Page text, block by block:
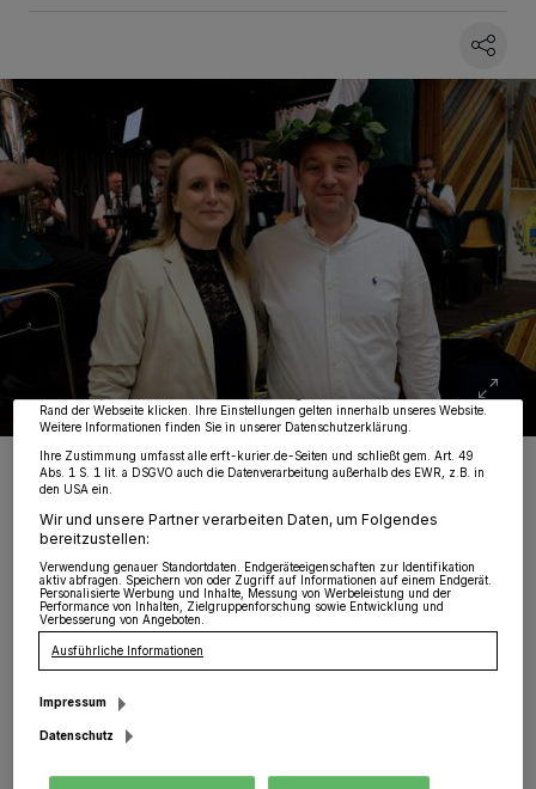
Jens und Jacqueline Reipen sind das neue Kronprinzenpaar des
BSHV Jüchen.
A ufgrund der laufenden
Sanierungsarbeiten in der Zweifach-
Sporthalle neben dem Jüchener Schwimmbad
Wir und unsere
-Partner speichern und greifen auf personenbezogene Daten
wie Browserdaten oder eindeutige Kennungen auf Ihrem Gerät zu. Durch Auswahl
von OK aktivieren Sie Tracking-Technologien für die unter „Wir und unsere
Partner verarbeiten Daten, um Ihnen Dienste bereitzustellen“ aufgeführten
Zwecke. Wenn Tracker deaktiviert sind, sind manche Inhalte und Anzeigen
möglicherweise nicht mehr so relevant für Sie. Sie können dieses Menü jederzeit
wieder aufrufen, um Ihre Einstellungen zu ändern oder Ihre Einwilligung zu
widerrufen, indem Sie auf den Link Einstellungen oder Ablehnen am unteren
Rand der Webseite klicken. Ihre Einstellungen gelten innerhalb unseres Website.
Weitere Informationen finden Sie in unserer Datenschutzerklärung.
Ihre Zustimmung umfasst alle erft-kurier.de-Seiten und schließt gem. Art. 49
Abs. 1 S. 1 lit. a DSGVO auch die Datenverarbeitung außerhalb des EWR, z.B. in
den USA ein.
Wir und unsere Partner verarbeiten Daten, um Folgendes
bereitzustellen:
Verwendung genauer Standortdaten. Endgeräteeigenschaften zur Identifikation
aktiv abfragen. Speichern von oder Zugriff auf Informationen auf einem Endgerät.
Personalisierte Werbung und Inhalte, Messung von Werbeleistung und der
Performance von Inhalten, Zielgruppenforschung sowie Entwicklung und
Verbesserung von Angeboten.
Ausführliche Informationen
Impressum
Datenschutz